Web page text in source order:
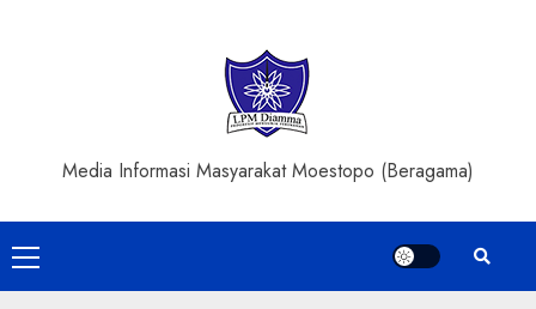
Media Informasi Masyarakat Moestopo (Beragama)
Primary
Menu